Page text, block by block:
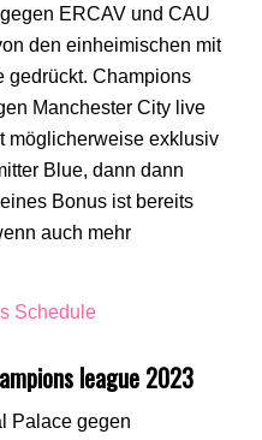
ERCAV und CAU
den einheimischen mit
gedrückt. Champions
Manchester City live
möglicherweise exklusiv
Blue, dann dann
Bonus ist bereits
auch mehr
Schedule
league 2023
Palace gegen